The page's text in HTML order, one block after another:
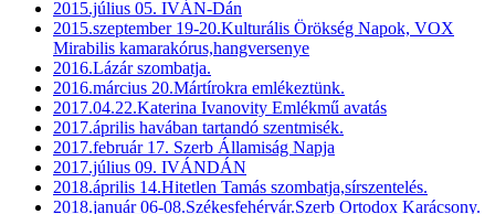
2015.július 05. IVÁN-Dán
2015.szeptember 19-20.Kulturális Örökség Napok, VOX
Mirabilis kamarakórus,hangversenye
2016.Lázár szombatja.
2016.március 20.Mártírokra emlékeztünk.
2017.04.22.Katerina Ivanovity Emlékmű avatás
2017.április havában tartandó szentmisék.
2017.február 17. Szerb Államiság Napja
2017.július 09. IVÁNDÁN
2018.április 14.Hitetlen Tamás szombatja,sírszentelés.
2018.január 06-08.Székesfehérvár.Szerb Ortodox Karácsony.